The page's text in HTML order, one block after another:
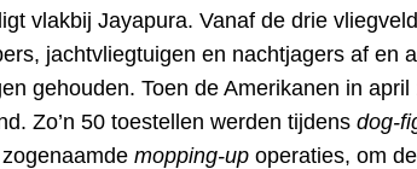
vlakbij Jayapura. Vanaf de drie
jachtvliegtuigen en nachtjagers af en
gehouden. Toen de Amerikanen in april
Zo’n 50 toestellen werden tijdens dog-
mopping-up operaties, om de